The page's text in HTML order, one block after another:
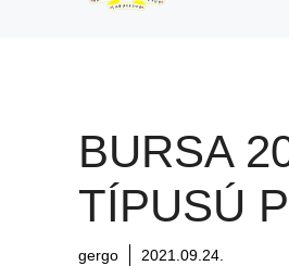
BURSA
TÍPUSÚ
gergo 2021.09.24.